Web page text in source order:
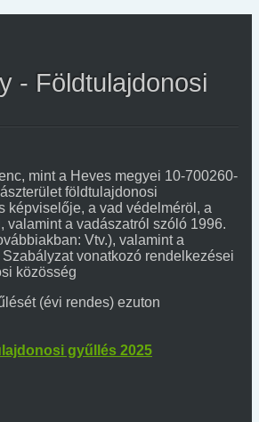
- Földtulajdonosi
mint a Heves megyei 10-700260-
földtulajdonosi
képviselője, a vad védelméröl, a
valamint a vadászatról szóló 1996.
Vtv.), valamint a
vonatkozó rendelkezései
közösség
(évi rendes) ezuton
gyűllés 2025